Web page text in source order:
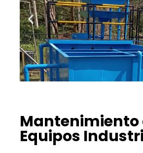
Mantenimiento
Equipos